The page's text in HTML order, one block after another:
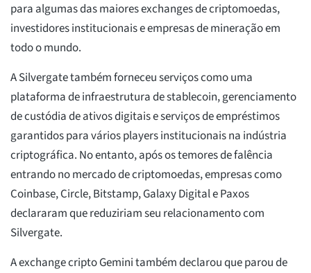
para algumas das maiores exchanges de criptomoedas,
investidores institucionais e empresas de mineração em
todo o mundo.
A Silvergate também forneceu serviços como uma
plataforma de infraestrutura de stablecoin, gerenciamento
de custódia de ativos digitais e serviços de empréstimos
garantidos para vários players institucionais na indústria
criptográfica. No entanto, após os temores de falência
entrando no mercado de criptomoedas, empresas como
Coinbase, Circle, Bitstamp, Galaxy Digital e Paxos
declararam que reduziriam seu relacionamento com
Silvergate.
A exchange cripto Gemini também declarou que parou de